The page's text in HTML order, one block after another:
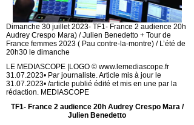
Dimanche 30 juillet 2023- TF1- France 2 audience 20h
Audrey Crespo Mara) / Julien Benedetto + Tour de
France femmes 2023 ( Pau contre-la-montre) / L’été de
20h30 le dimanche
LE MEDIASCOPE |LOGO © www.lemediascope.fr
31.07.2023• Par journaliste. Article mis à jour le
31.07.2023• /article publié édité et mis en une par la
rédaction. MEDIASCOPE
TF1- France 2 audience 20h Audrey Crespo Mara /
Julien Benedetto